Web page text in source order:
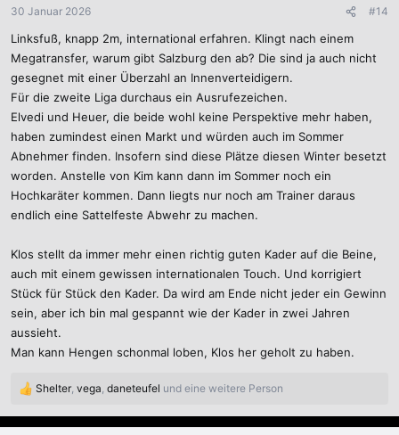
n
n
:
30 Januar 2026 #14
Linksfuß, knapp 2m, international erfahren. Klingt nach einem
Megatransfer, warum gibt Salzburg den ab? Die sind ja auch nicht
gesegnet mit einer Überzahl an Innenverteidigern.
Für die zweite Liga durchaus ein Ausrufezeichen.
Elvedi und Heuer, die beide wohl keine Perspektive mehr haben,
haben zumindest einen Markt und würden auch im Sommer
Abnehmer finden. Insofern sind diese Plätze diesen Winter besetzt
worden. Anstelle von Kim kann dann im Sommer noch ein
Hochkaräter kommen. Dann liegts nur noch am Trainer daraus
endlich eine Sattelfeste Abwehr zu machen.
Klos stellt da immer mehr einen richtig guten Kader auf die Beine,
auch mit einem gewissen internationalen Touch. Und korrigiert
Stück für Stück den Kader. Da wird am Ende nicht jeder ein Gewinn
sein, aber ich bin mal gespannt wie der Kader in zwei Jahren
aussieht.
Man kann Hengen schonmal loben, Klos her geholt zu haben.
R
a
Shelter, vega, daneteufel und eine weitere Person